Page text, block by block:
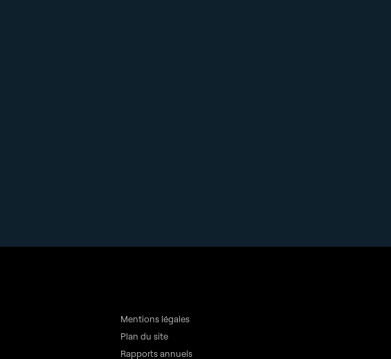
Mentions légales
Plan du site
Rapports annuels